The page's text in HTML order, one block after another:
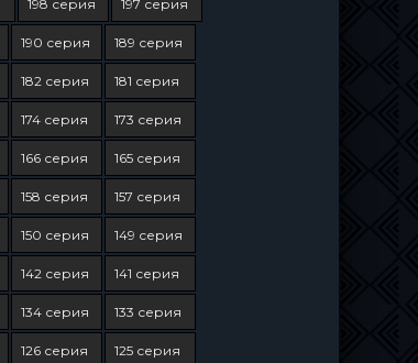
198 серия 197 серия
190 серия 189 серия
182 серия 181 серия
174 серия 173 серия
166 серия 165 серия
158 серия 157 серия
150 серия 149 серия
142 серия 141 серия
134 серия 133 серия
126 серия 125 серия